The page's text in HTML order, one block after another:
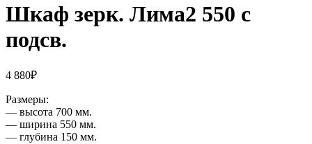
Шкаф зерк. Лима2 550 с
подсв.
4 880₽
Размеры:
— высота 700 мм.
— ширина 550 мм.
— глубина 150 мм.